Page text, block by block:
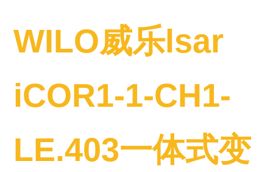
WILO威乐lsar
iCOR1-1-CH1-
LE.403一体式变